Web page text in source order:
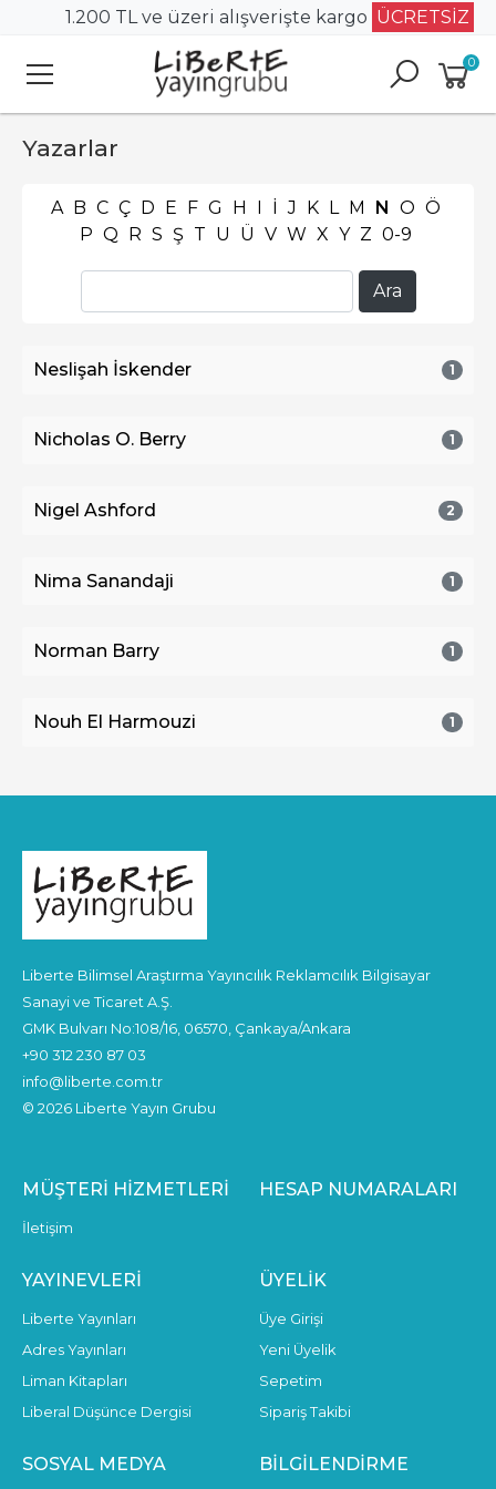
1.200 TL ve üzeri alışverişte kargo ÜCRETSİZ
0
Yazarlar
A B C Ç D E F G H I İ J K L M N O Ö
P Q R S Ş T U Ü V W X Y Z 0-9
Neslişah İskender 1
Nicholas O. Berry 1
Nigel Ashford 2
Nima Sanandaji 1
Norman Barry 1
Nouh El Harmouzi 1
Liberte Bilimsel Araştırma Yayıncılık Reklamcılık Bilgisayar
Sanayi ve Ticaret A.Ş.
GMK Bulvarı No:108/16, 06570, Çankaya/Ankara
+90 312 230 87 03
info@liberte.com.tr
© 2026 Liberte Yayın Grubu
MÜŞTERI HIZMETLERI
İletişim
HESAP NUMARALARI
YAYINEVLERI
Liberte Yayınları
Adres Yayınları
Liman Kitapları
Liberal Düşünce Dergisi
ÜYELIK
Üye Girişi
Yeni Üyelik
Sepetim
Sipariş Takibi
SOSYAL MEDYA BILGILENDIRME